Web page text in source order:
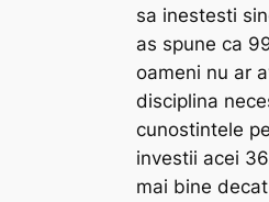
sa inestesti
as spune ca
oameni nu ar
disciplina
cunostintele
investii acei
mai bine